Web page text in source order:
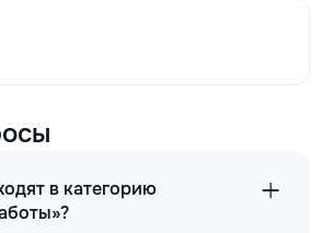
в категорию